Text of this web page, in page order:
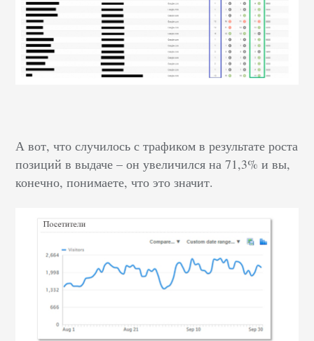
А вот, что случилось с трафиком в результате роста
позиций в выдаче – он увеличился на 71,3% и вы,
конечно, понимаете, что это значит.